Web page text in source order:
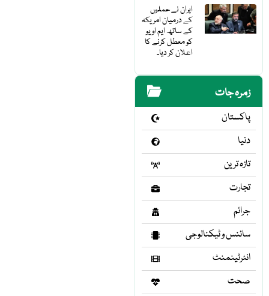
ایران نے حملوں
کے درمیان امریکہ
کے ساتھ ایم او یو
کو معطل کرنے کا
اعلان کر دیا۔
زمرہ جات
پاکستان
دنیا
تازہ ترین
تجارت
جرائم
سائنس و ٹیکنالوجی
انٹرٹینمنٹ
صحت